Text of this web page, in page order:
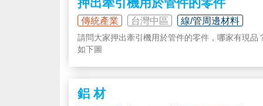
押出牽引機用於管件的零件
傳統產業 台灣中區 線/管周邊材料
請問大家押出牽引機用於管件的零件，哪家有現品
如下圖
鋁 材